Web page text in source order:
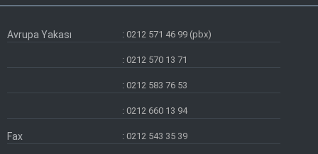
Avrupa Yakası : 0212 571 46 99 (pbx)
: 0212 570 13 71
: 0212 583 76 53
: 0212 660 13 94
Fax : 0212 543 35 39